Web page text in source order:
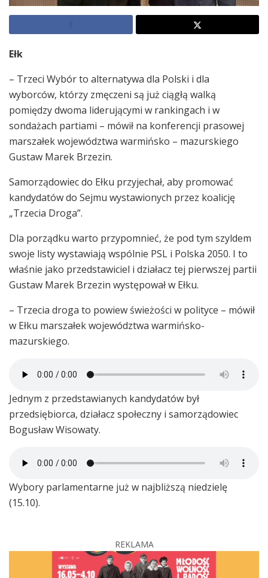
Ełk
– Trzeci Wybór to alternatywa dla Polski i dla
wyborców, którzy zmęczeni są już ciągłą walką
pomiędzy dwoma liderującymi w rankingach i w
sondażach partiami – mówił na konferencji prasowej
marszałek województwa warmińsko – mazurskiego
Gustaw Marek Brzezin.
Samorządowiec do Ełku przyjechał, aby promować
kandydatów do Sejmu wystawionych przez koalicję
„Trzecia Droga”.
Dla porządku warto przypomnieć, że pod tym szyldem
swoje listy wystawiają wspólnie PSL i Polska 2050. I to
właśnie jako przedstawiciel i działacz tej pierwszej partii
Gustaw Marek Brzezin występował w Ełku.
– Trzecia droga to powiew świeżości w polityce – mówił
w Ełku marszałek województwa warmińsko-
mazurskiego.
Jednym z przedstawianych kandydatów był
przedsiębiorca, działacz społeczny i samorządowiec
Bogusław Wisowaty.
Wybory parlamentarne już w najbliższą niedzielę
(15.10).
REKLAMA